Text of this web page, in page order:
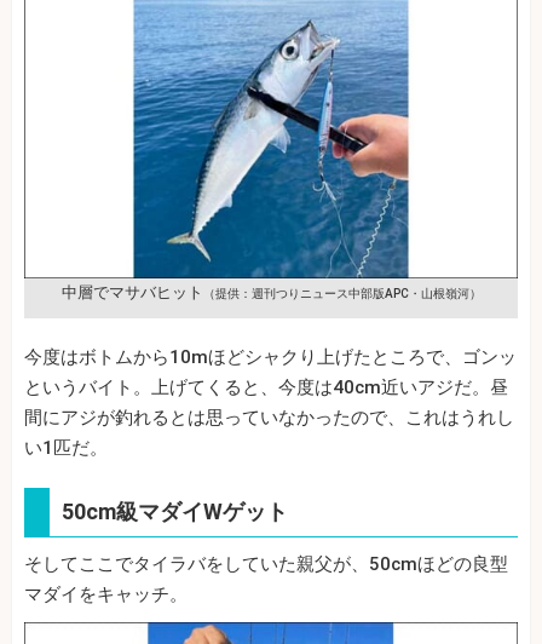
中層でマサバヒット （提供：週刊つりニュース中部版APC・山根嶺河）
今度はボトムから10mほどシャクり上げたところで、ゴンッ
というバイト。上げてくると、今度は40cm近いアジだ。昼
間にアジが釣れるとは思っていなかったので、これはうれし
い1匹だ。
50cm級マダイWゲット
そしてここでタイラバをしていた親父が、50cmほどの良型
マダイをキャッチ。